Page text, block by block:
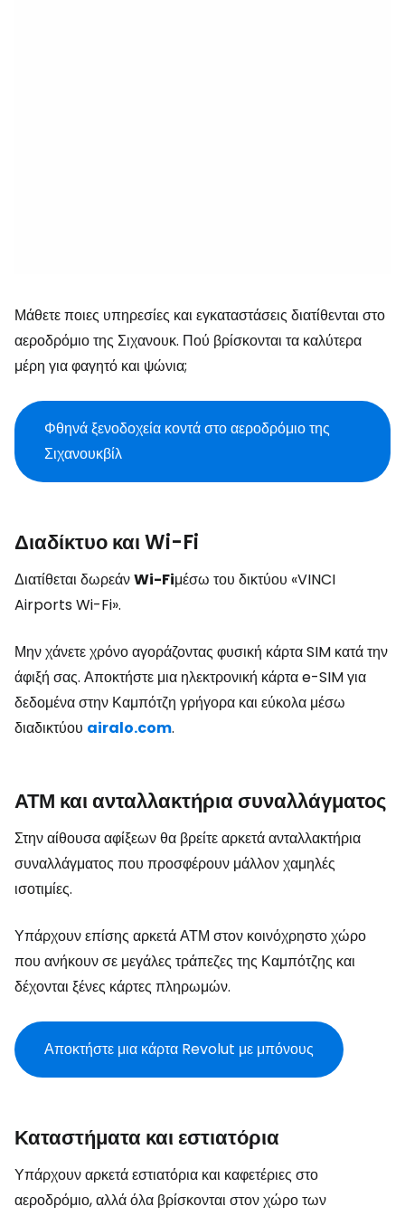
Μάθετε ποιες υπηρεσίες και εγκαταστάσεις διατίθενται στο
αεροδρόμιο της Σιχανουκ. Πού βρίσκονται τα καλύτερα
μέρη για φαγητό και ψώνια;
Φθηνά ξενοδοχεία κοντά στο αεροδρόμιο της
Σιχανουκβίλ
Διαδίκτυο και Wi-Fi
Διατίθεται δωρεάνWi-Fiμέσω του δικτύου «VINCI
Airports Wi-Fi».
Μην χάνετε χρόνο αγοράζοντας φυσική κάρτα SIM κατά την
άφιξή σας. Αποκτήστε μια ηλεκτρονική κάρτα e-SIM για
δεδομένα στην Καμπότζη γρήγορα και εύκολα μέσω
διαδικτύου airalo.com.
ΑΤΜ και ανταλλακτήρια συναλλάγματος
Στην αίθουσα αφίξεων θα βρείτε αρκετά ανταλλακτήρια
συναλλάγματος που προσφέρουν μάλλον χαμηλές
ισοτιμίες.
Υπάρχουν επίσης αρκετά ΑΤΜ στον κοινόχρηστο χώρο
που ανήκουν σε μεγάλες τράπεζες της Καμπότζης και
δέχονται ξένες κάρτες πληρωμών.
Αποκτήστε μια κάρτα Revolut με μπόνους
Καταστήματα και εστιατόρια
Υπάρχουν αρκετά εστιατόρια και καφετέριες στο
αεροδρόμιο, αλλά όλα βρίσκονται στον χώρο των